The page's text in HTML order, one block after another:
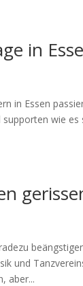
in
in Essen
wie
und
aber...